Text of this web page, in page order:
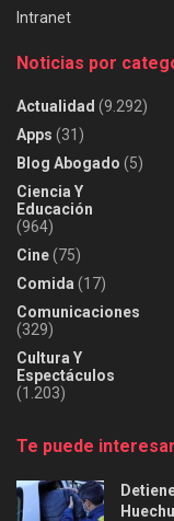
Intranet
Noticias por
Actualidad (9.292)
Apps (31)
Blog Abogado (5)
Ciencia Y
Educación
(964)
Cine(75)
Comida (17)
Comunicaciones
(329)
Cultura Y
Espectáculos
(1.203)
Te puede interesar